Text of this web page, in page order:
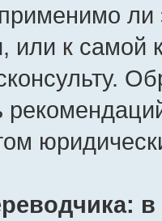
ли
или к самой